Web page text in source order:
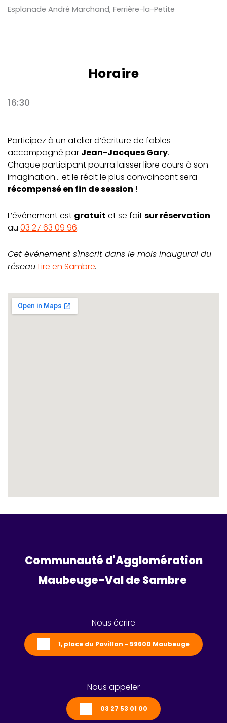
Esplanade André Marchand, Ferrière-la-Petite
Horaire
16:30
Participez à un atelier d’écriture de fables
accompagné par Jean-Jacques Gary.
Chaque participant pourra laisser libre cours à son
imagination… et le récit le plus convaincant sera
récompensé en fin de session !
L’événement est gratuit et se faitsur réservation
au 03 27 63 09 96.
Cet événement s'inscrit dans le mois inaugural du
réseau Lire en Sambre.
Communauté d'Agglomération
Maubeuge-Val de Sambre
Nous écrire
1, place du Pavillon - 59600 Maubeuge
Nous appeler
03 27 53 01 00